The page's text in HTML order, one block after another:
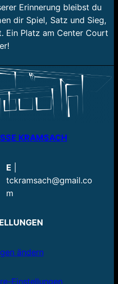
Erinnerung bleibst du
dir Spiel, Satz und Sieg,
Ein Platz am Center Court
KRAMSACH
E
tckramsach@gmail.co
m
ändern
Einstellungen